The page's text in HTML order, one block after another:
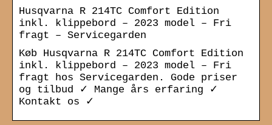
Husqvarna R 214TC Comfort Edition
inkl. klippebord – 2023 model – Fri
fragt – Servicegarden
Køb Husqvarna R 214TC Comfort Edition
inkl. klippebord – 2023 model – Fri
fragt hos Servicegarden. Gode priser
og tilbud ✓ Mange års erfaring ✓
Kontakt os ✓